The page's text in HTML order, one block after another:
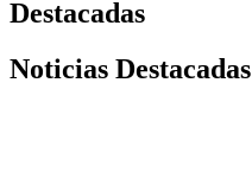
Destacadas
Noticias Destacadas